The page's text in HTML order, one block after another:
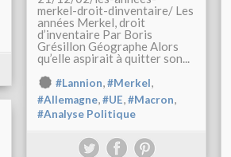
merkel-droit-dinventaire/ Les
années Merkel, droit
d’inventaire Par Boris
Grésillon Géographe Alors
qu’elle aspirait à quitter son...
#Lannion,#Merkel,
#Allemagne,#UE,#Macron,
#Analyse Politique